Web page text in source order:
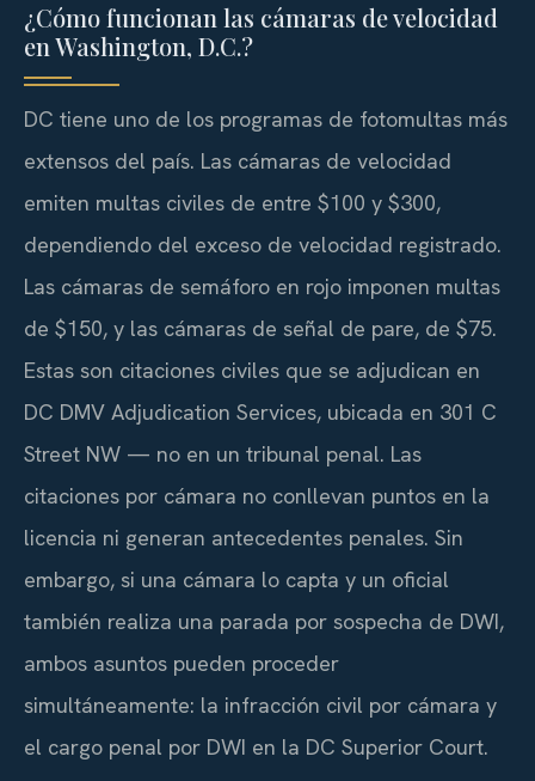
¿Cómo funcionan las cámaras de velocidad
en Washington, D.C.?
DC tiene uno de los programas de fotomultas más
extensos del país. Las cámaras de velocidad
emiten multas civiles de entre $100 y $300,
dependiendo del exceso de velocidad registrado.
Las cámaras de semáforo en rojo imponen multas
de $150, y las cámaras de señal de pare, de $75.
Estas son citaciones civiles que se adjudican en
DC DMV Adjudication Services, ubicada en 301 C
Street NW — no en un tribunal penal. Las
citaciones por cámara no conllevan puntos en la
licencia ni generan antecedentes penales. Sin
embargo, si una cámara lo capta y un oficial
también realiza una parada por sospecha de DWI,
ambos asuntos pueden proceder
simultáneamente: la infracción civil por cámara y
el cargo penal por DWI en la DC Superior Court.